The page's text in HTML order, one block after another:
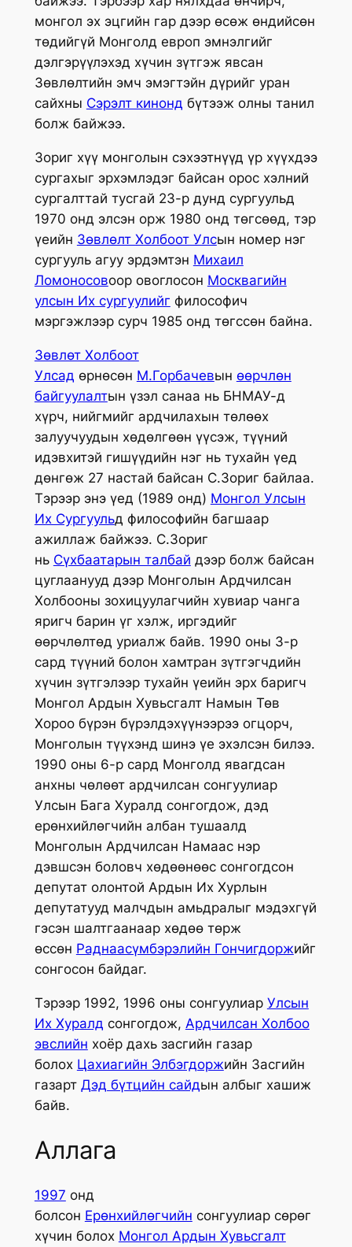
монгол эх эцгийн гар дээр өсөж өндийсөн
төдийгүй Монголд европ эмнэлгийг
дэлгэрүүлэхэд хүчин зүтгэж явсан
Зөвлөлтийн эмч эмэгтэйн дүрийг уран
сайхны Сэрэлт кинонд бүтээж олны танил
болж байжээ.
Зориг хүү монголын сэхээтнүүд үр хүүхдээ
сургахыг эрхэмлэдэг байсан орос хэлний
сургалттай тусгай 23-р дунд сургуульд
1970 онд элсэн орж 1980 онд төгсөөд, тэр
үеийн Зөвлөлт Холбоот Улсын номер нэг
сургууль агуу эрдэмтэн Михаил
Ломоносовоор овоглосон Москвагийн
улсын Их сургуулийг философич
мэргэжлээр сурч 1985 онд төгссөн байна.
Зөвлөт Холбоот
Улсад өрнөсөн М.Горбачевын өөрчлөн
байгуулалтын үзэл санаа нь БНМАУ-д
хүрч, нийгмийг ардчилахын төлөөх
залуучуудын хөдөлгөөн үүсэж, түүний
идэвхитэй гишүүдийн нэг нь тухайн үед
дөнгөж 27 настай байсан С.Зориг байлаа.
Тэрээр энэ үед (1989 онд) Монгол Улсын
Их Сургуульд философийн багшаар
ажиллаж байжээ. С.Зориг
нь Сүхбаатарын талбай дээр болж байсан
цуглаанууд дээр Монголын Ардчилсан
Холбооны зохицуулагчийн хувиар чанга
яригч барин үг хэлж, иргэдийг
өөрчлөлтөд уриалж байв. 1990 оны 3-р
сард түүний болон хамтран зүтгэгчдийн
хүчин зүтгэлээр тухайн үеийн эрх баригч
Монгол Ардын Хувьсгалт Намын Төв
Хороо бүрэн бүрэлдэхүүнээрээ огцорч,
Монголын түүхэнд шинэ үе эхэлсэн билээ.
1990 оны 6-р сард Монголд явагдсан
анхны чөлөөт ардчилсан сонгуулиар
Улсын Бага Хуралд сонгогдож, дэд
ерөнхийлөгчийн албан тушаалд
Монголын Ардчилсан Намаас нэр
дэвшсэн боловч хөдөөнөөс сонгогдсон
депутат олонтой Ардын Их Хурлын
депутатууд малчдын амьдралыг мэдэхгүй
гэсэн шалтгаанаар хөдөө төрж
өссөн Раднаасүмбэрэлийн Гончигдоржийг
сонгосон байдаг.
Тэрээр 1992, 1996 оны сонгуулиар Улсын
Их Хуралд сонгогдож, Ардчилсан Холбоо
эвслийн хоёр дахь засгийн газар
болох Цахиагийн Элбэгдоржийн Засгийн
газарт Дэд бүтцийн сайдын албыг хашиж
байв.
Аллага
1997 онд
болсон Ерөнхийлөгчийн сонгуулиар сөрөг
хүчин болох Монгол Ардын Хувьсгалт